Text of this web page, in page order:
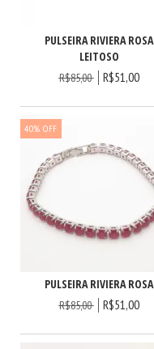
PULSEIRA RIVIERA ROSA
LEITOSO
R$85,00 R$51,00
40% OFF
PULSEIRA RIVIERA ROSA
R$85,00 R$51,00